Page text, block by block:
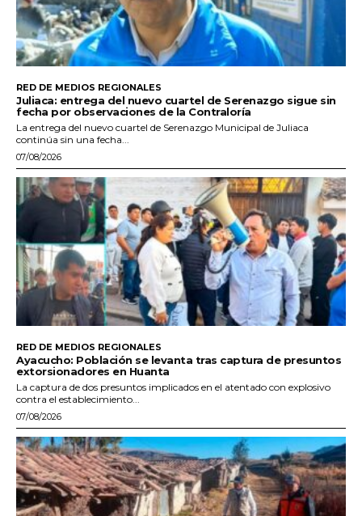
RED DE MEDIOS REGIONALES
Juliaca: entrega del nuevo cuartel de Serenazgo sigue sin
fecha por observaciones de la Contraloría
La entrega del nuevo cuartel de Serenazgo Municipal de Juliaca
continúa sin una fecha...
07/08/2026
RED DE MEDIOS REGIONALES
Ayacucho: Población se levanta tras captura de presuntos
extorsionadores en Huanta
La captura de dos presuntos implicados en el atentado con explosivo
contra el establecimiento...
07/08/2026